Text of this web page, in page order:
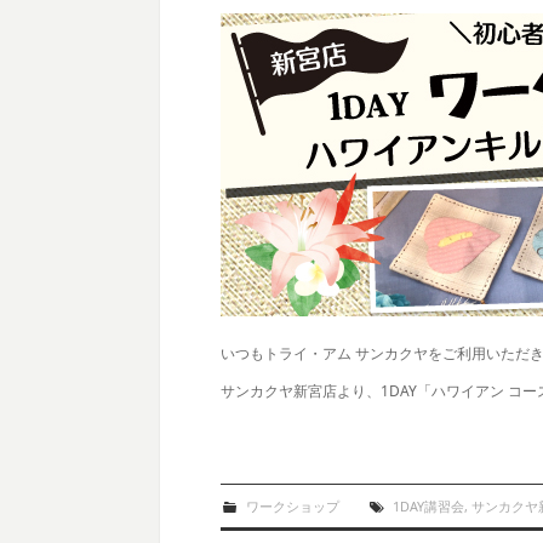
いつもトライ・アム サンカクヤをご利用いただ
サンカクヤ新宮店より、1DAY「ハワイアン コ
ワークショップ 1DAY講習会, サンカクヤ